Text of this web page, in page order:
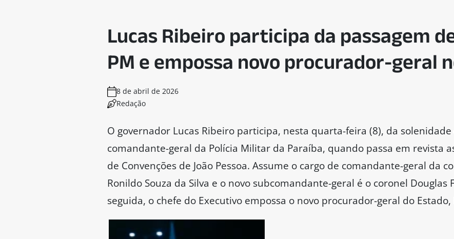
Lucas Ribeiro participa da passagem
PM e empossa novo procurador-geral
8 de abril de 2026
Redação
O governador Lucas Ribeiro participa, nesta quarta-feira (8), da
comandante-geral da Polícia Militar da Paraíba, quando passa em revista
de Convenções de João Pessoa. Assume o cargo de comandante-geral da
Ronildo Souza da Silva e o novo subcomandante-geral é o coronel Douglas
seguida, o chefe do Executivo empossa o novo procurador-geral do